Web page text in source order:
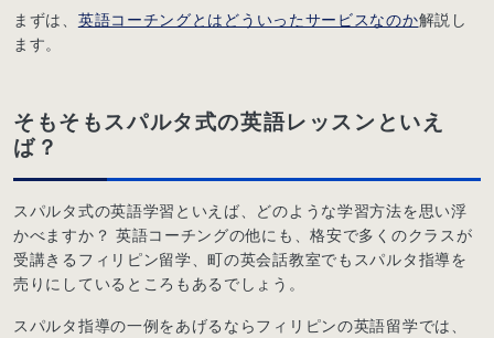
まずは、 英語コーチングとはどういったサービスなのか解説し
ます。
そもそもスパルタ式の英語レッスンといえ
ば？
スパルタ式の英語学習といえば、どのような学習方法を思い浮
かべますか？ 英語コーチングの他にも、格安で多くのクラスが
受講きるフィリピン留学、町の英会話教室でもスパルタ指導を
売りにしているところもあるでしょう。
スパルタ指導の一例をあげるならフィリピンの英語留学では、